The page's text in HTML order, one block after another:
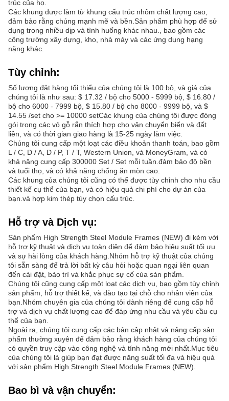
trúc của họ.
Các khung được làm từ khung cấu trúc nhôm chất lượng cao,
đảm bảo rằng chúng mạnh mẽ và bền.Sản phẩm phù hợp để sử
dụng trong nhiều dịp và tình huống khác nhau., bao gồm các
công trường xây dựng, kho, nhà máy và các ứng dụng hạng
nặng khác.
Tùy chỉnh:
Số lượng đặt hàng tối thiểu của chúng tôi là 100 bộ, và giá của
chúng tôi là như sau: $ 17.32 / bộ cho 5000 - 5999 bộ, $ 16.80 /
bộ cho 6000 - 7999 bộ, $ 15.80 / bộ cho 8000 - 9999 bộ, và $
14.55 /set cho >= 10000 setCác khung của chúng tôi được đóng
gói trong các vỏ gỗ rắn thích hợp cho vận chuyển biển và đất
liền, và có thời gian giao hàng là 15-25 ngày làm việc.
Chúng tôi cung cấp một loạt các điều khoản thanh toán, bao gồm
L / C, D / A, D / P, T / T, Western Union, và MoneyGram, và có
khả năng cung cấp 300000 Set / Set mỗi tuần.đảm bảo độ bền
và tuổi thọ, và có khả năng chống ăn mòn cao.
Các khung của chúng tôi cũng có thể được tùy chỉnh cho nhu cầu
thiết kế cụ thể của bạn, và có hiệu quả chi phí cho dự án của
bạn.và hợp kim thép tùy chọn cấu trúc.
Hỗ trợ và Dịch vụ:
Sản phẩm High Strength Steel Module Frames (NEW) đi kèm với
hỗ trợ kỹ thuật và dịch vụ toàn diện để đảm bảo hiệu suất tối ưu
và sự hài lòng của khách hàng.Nhóm hỗ trợ kỹ thuật của chúng
tôi sẵn sàng để trả lời bất kỳ câu hỏi hoặc quan ngại liên quan
đến cài đặt, bảo trì và khắc phục sự cố của sản phẩm.
Chúng tôi cũng cung cấp một loạt các dịch vụ, bao gồm tùy chỉnh
sản phẩm, hỗ trợ thiết kế, và đào tạo tại chỗ cho nhân viên của
bạn.Nhóm chuyên gia của chúng tôi dành riêng để cung cấp hỗ
trợ và dịch vụ chất lượng cao để đáp ứng nhu cầu và yêu cầu cụ
thể của bạn.
Ngoài ra, chúng tôi cung cấp các bản cập nhật và nâng cấp sản
phẩm thường xuyên để đảm bảo rằng khách hàng của chúng tôi
có quyền truy cập vào công nghệ và tính năng mới nhất.Mục tiêu
của chúng tôi là giúp bạn đạt được năng suất tối đa và hiệu quả
với sản phẩm High Strength Steel Module Frames (NEW).
Bao bì và vận chuyển: